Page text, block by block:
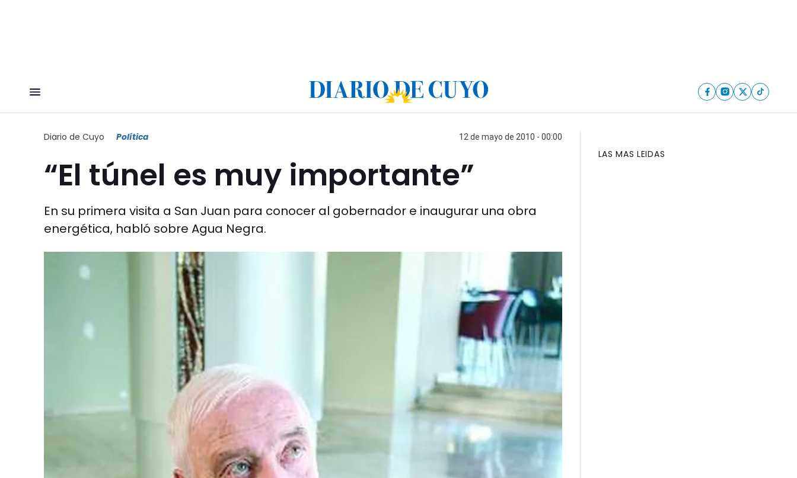
Diario de Cuyo Política 12 de mayo de 2010 - 00:00
“El túnel es muy importante”
En su primera visita a San Juan para conocer al gobernador e inaugurar una obra
energética, habló sobre Agua Negra.
LAS MAS LEIDAS